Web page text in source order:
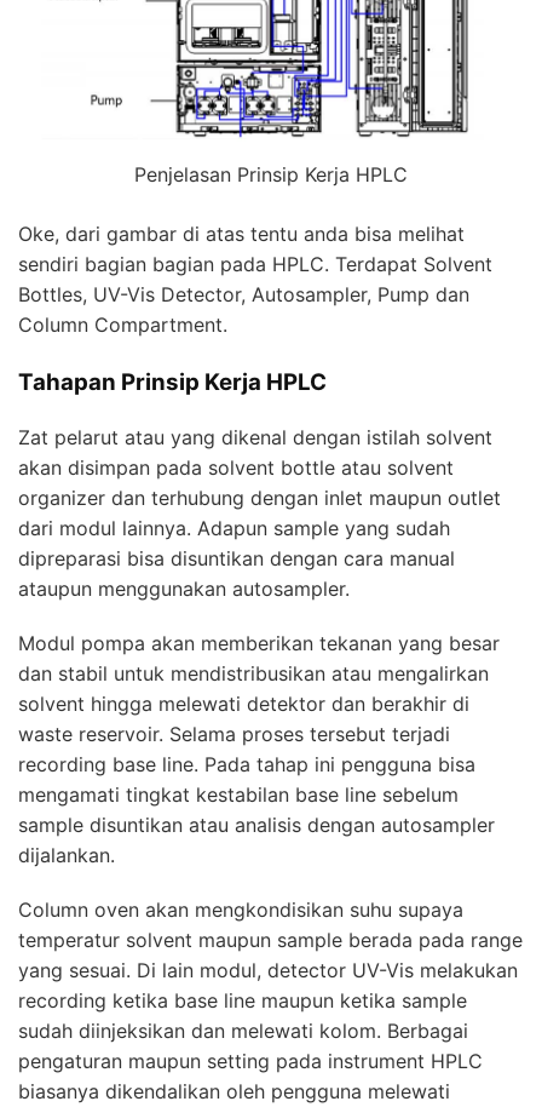
Penjelasan Prinsip Kerja HPLC
Oke, dari gambar di atas tentu anda bisa melihat
sendiri bagian bagian pada HPLC. Terdapat Solvent
Bottles, UV-Vis Detector, Autosampler, Pump dan
Column Compartment.
Tahapan Prinsip Kerja HPLC
Zat pelarut atau yang dikenal dengan istilah solvent
akan disimpan pada solvent bottle atau solvent
organizer dan terhubung dengan inlet maupun outlet
dari modul lainnya. Adapun sample yang sudah
dipreparasi bisa disuntikan dengan cara manual
ataupun menggunakan autosampler.
Modul pompa akan memberikan tekanan yang besar
dan stabil untuk mendistribusikan atau mengalirkan
solvent hingga melewati detektor dan berakhir di
waste reservoir. Selama proses tersebut terjadi
recording base line. Pada tahap ini pengguna bisa
mengamati tingkat kestabilan base line sebelum
sample disuntikan atau analisis dengan autosampler
dijalankan.
Column oven akan mengkondisikan suhu supaya
temperatur solvent maupun sample berada pada range
yang sesuai. Di lain modul, detector UV-Vis melakukan
recording ketika base line maupun ketika sample
sudah diinjeksikan dan melewati kolom. Berbagai
pengaturan maupun setting pada instrument HPLC
biasanya dikendalikan oleh pengguna melewati